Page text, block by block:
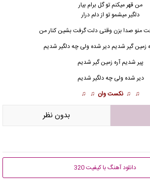
من قهر میکنم تو گل برام بیار
دلگیر میشمو تو از دلم درار
منو صدا بزن وقتی دلت گرفت بشین کنار من
زمین گیر شدیم دیر شده ولی چه دلگیر شدیم
پیر شدیم آره زمین گیر شدیم
دیر شده ولی چه دلگیر شدیم
♫ ♫ نکست وان ♫ ♫
بدون نظر
دانلود آهنگ با کیفیت 320